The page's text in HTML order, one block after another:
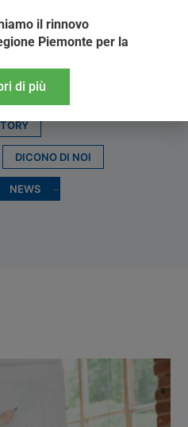
DICONO DI NOI
NEWS
il rinnovo
Piemonte per la
di più